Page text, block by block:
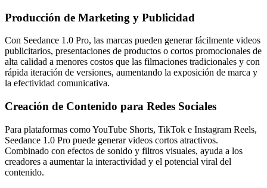
Producción de Marketing y Publicidad
Con Seedance 1.0 Pro, las marcas pueden generar fácilmente videos
publicitarios, presentaciones de productos o cortos promocionales de
alta calidad a menores costos que las filmaciones tradicionales y con
rápida iteración de versiones, aumentando la exposición de marca y
la efectividad comunicativa.
Creación de Contenido para Redes Sociales
Para plataformas como YouTube Shorts, TikTok e Instagram Reels,
Seedance 1.0 Pro puede generar videos cortos atractivos.
Combinado con efectos de sonido y filtros visuales, ayuda a los
creadores a aumentar la interactividad y el potencial viral del
contenido.